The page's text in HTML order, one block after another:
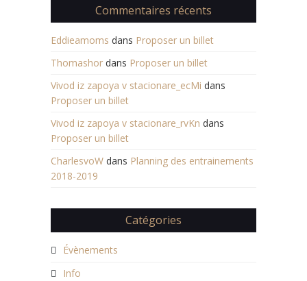
Commentaires récents
Eddieamoms dans Proposer un billet
Thomashor dans Proposer un billet
Vivod iz zapoya v stacionare_ecMi dans
Proposer un billet
Vivod iz zapoya v stacionare_rvKn dans
Proposer un billet
CharlesvoW dans Planning des entrainements
2018-2019
Catégories
Évènements
Info